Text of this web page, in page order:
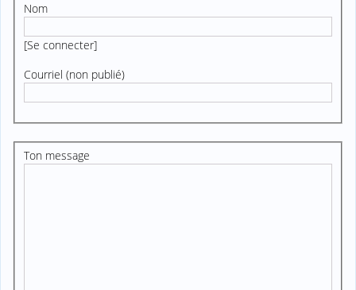
Nom
[Se connecter]
Courriel (non publié)
Ton message